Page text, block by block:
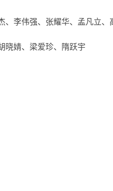
李伟强、张耀华、孟凡立、
婧、梁爱珍、隋跃宇